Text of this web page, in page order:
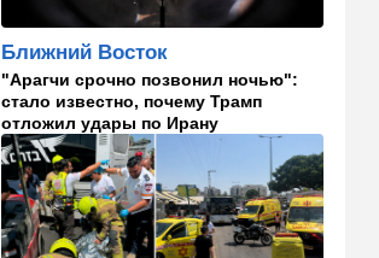
09:42 Новости Украины
РФ нанесла удар
дронами по области — есть
погибшие
08:45 Ближний Восток
Дружить против Израиля:
Иран просится в мекканский
союз
Ближний Восток
"Арагчи срочно позвонил ночью":
стало известно, почему Трамп
отложил удары по Ирану